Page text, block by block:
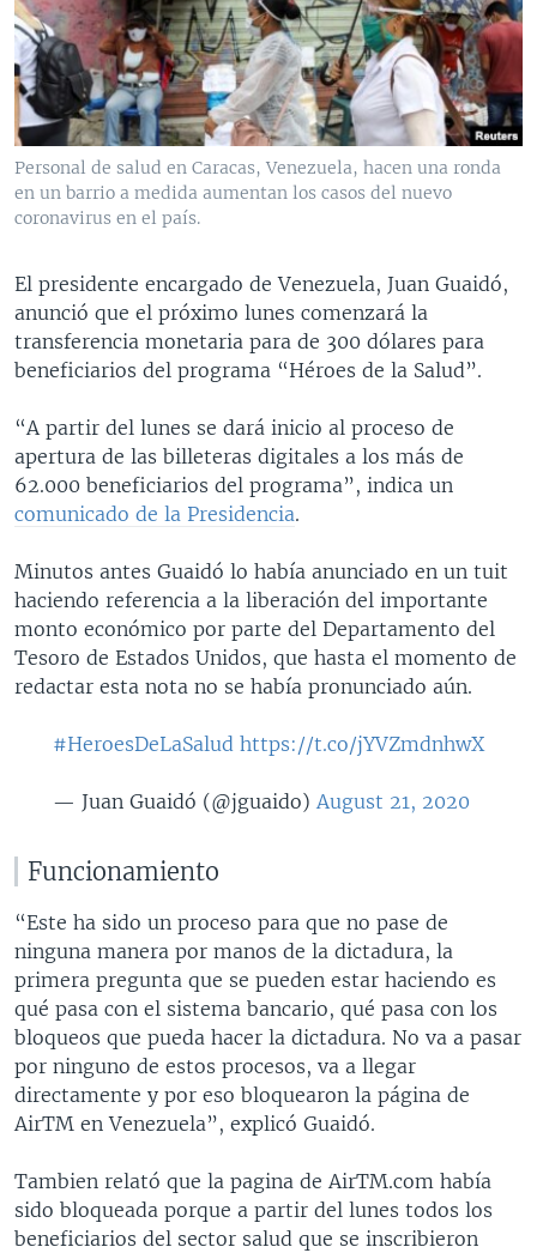
VENEZUELA
BRASIL
NICARAGUA
ECONOMÍA
ENTRETENIMIENTO Y CULTURA
TECNOLOGÍA
DEPORTES
CIENCIA Y SALUD
MULTIMEDIA
VIDEOS
FOTOGRAFÍA
AUDIOS
PROGRAMAS TV
EL MUNDO AL DÍA
FORO INTERAMERICANO
VISIÓN 360
PANORAMA
RADIO
AVANCE INFORMATIVO
AUDIONOTICIAS
ESTADOS UNIDOS AL DÍA
EL MUNDO AL DÍA [RADIO]
FORO [RADIO]
NOTA ECONÓMICA
ENTRETENIMIENTO
DIRECT
DOCUMENTALES DE LA VOA
SÍGANOS
Idiomas
Personal de salud en Caracas, Venezuela, hacen una ronda
en un barrio a medida aumentan los casos del nuevo
coronavirus en el país.
El presidente encargado de Venezuela, Juan Guaidó,
anunció que el próximo lunes comenzará la
transferencia monetaria para de 300 dólares para
beneficiarios del programa “Héroes de la Salud”.
“A partir del lunes se dará inicio al proceso de
apertura de las billeteras digitales a los más de
62.000 beneficiarios del programa”, indica un
comunicado de la Presidencia.
Minutos antes Guaidó lo había anunciado en un tuit
haciendo referencia a la liberación del importante
monto económico por parte del Departamento del
Tesoro de Estados Unidos, que hasta el momento de
redactar esta nota no se había pronunciado aún.
#HeroesDeLaSalud https://t.co/jYVZmdnhwX
— Juan Guaidó (@jguaido) August 21, 2020
Funcionamiento
“Este ha sido un proceso para que no pase de
ninguna manera por manos de la dictadura, la
primera pregunta que se pueden estar haciendo es
qué pasa con el sistema bancario, qué pasa con los
bloqueos que pueda hacer la dictadura. No va a pasar
por ninguno de estos procesos, va a llegar
directamente y por eso bloquearon la página de
AirTM en Venezuela”, explicó Guaidó.
Tambien relató que la pagina de AirTM.com había
sido bloqueada porque a partir del lunes todos los
beneficiarios del sector salud que se inscribieron